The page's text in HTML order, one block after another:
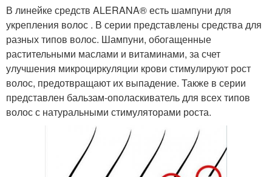
В линейке средств ALERANA® есть шампуни для
укрепления волос . В серии представлены средства для
разных типов волос. Шампуни, обогащенные
растительными маслами и витаминами, за счет
улучшения микроциркуляции крови стимулируют рост
волос, предотвращают их выпадение. Также в серии
представлен бальзам-ополаскиватель для всех типов
волос с натуральными стимуляторами роста.